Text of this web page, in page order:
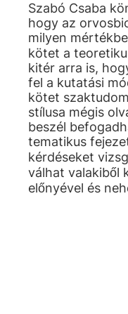
Szabó Csaba
hogy az
milyen
kötet a
kitér arra is,
fel a kutatási
kötet
stílusa mégis
beszél
tematikus
kérdéseket
válhat valakiből
előnyével és